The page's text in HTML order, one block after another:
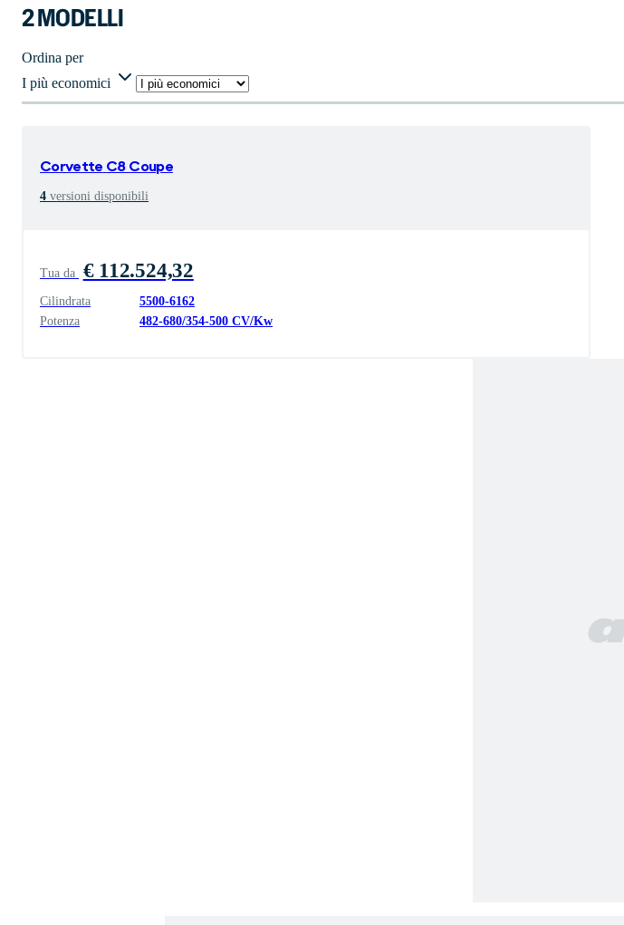
2 MODELLI
Ordina per
I più economici
Corvette C8 Coupe
4 versioni disponibili
Tua da € 112.524,32
Cilindrata 5500-6162
Potenza
482-680/354-500 CV/Kw